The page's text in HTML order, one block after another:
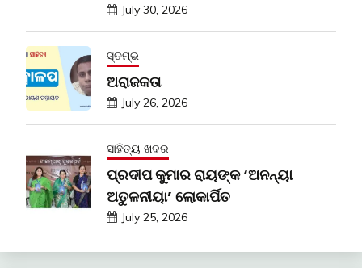
July 30, 2026
ସ୍ତମ୍ଭ
ଅରାଜକତା
July 26, 2026
ସାହିତ୍ୟ ଖବର
ପ୍ରଦୀପ କୁମାର ରାୟଙ୍କ ‘ଅନନ୍ୟା
ଅତୁଳନୀୟା’ ଲୋକାର୍ପିତ
July 25, 2026